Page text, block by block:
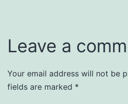
Leave a
Your email address will not be
fields are marked *